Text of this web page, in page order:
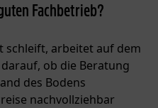
Fachbetrieb?
schleift, arbeitet auf dem
ob die Beratung
des Bodens
nachvollziehbar